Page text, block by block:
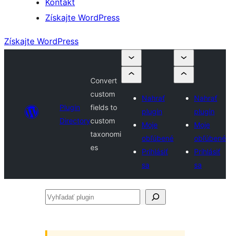
Kontakt
Získajte WordPress
Získajte WordPress
Plugin
Directory
Convert
custom
fields to
custom
taxonomi
es
Nahrať
plugin
Moje
obľúbené
Prihlásiť
sa
Nahrať
plugin
Moje
obľúbené
Prihlásiť
sa
Vyhľadať